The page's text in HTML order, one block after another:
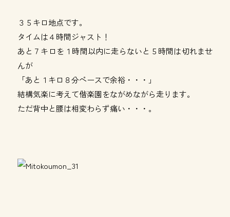
３５キロ地点です。
タイムは４時間ジャスト！
あと７キロを１時間以内に走らないと５時間は切れませ
んが
「あと１キロ８分ペースで余裕・・・」
結構気楽に考えて偕楽園をながめながら走ります。
ただ背中と腰は相変わらず痛い・・・。